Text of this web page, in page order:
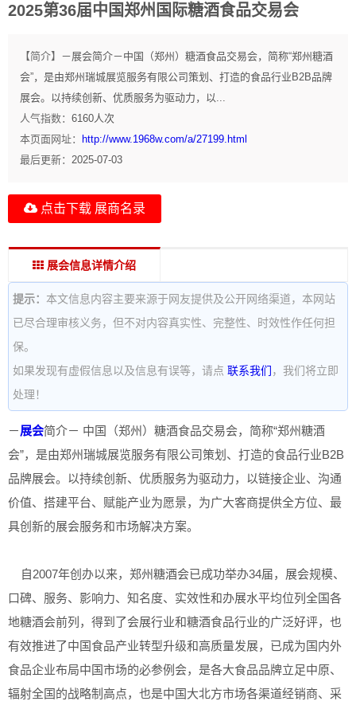
2025第36届中国郑州国际糖酒食品交易会
【简介】 －展会简介－中国（郑州）糖酒食品交易会，简称“郑州糖酒
会”，是由郑州瑞城展览服务有限公司策划、打造的食品行业B2B品牌
展会。以持续创新、优质服务为驱动力，以...
人气指数： 6160人次
本页面网址：
http://www.1968w.com/a/27199.html
最后更新： 2025-07-03
点击下载 展商名录
展会信息详情介绍
提示： 本文信息内容主要来源于网友提供及公开网络渠道，本网站
已尽合理审核义务，但不对内容真实性、完整性、时效性作任何担
保。
如果发现有虚假信息以及信息有误等，请点 联系我们 ，我们将立即
处理！
－展会简介－ 中国（郑州）糖酒食品交易会，简称“郑州糖酒
会”，是由郑州瑞城展览服务有限公司策划、打造的食品行业B2B
品牌展会。以持续创新、优质服务为驱动力，以链接企业、沟通
价值、搭建平台、赋能产业为愿景，为广大客商提供全方位、最
具创新的展会服务和市场解决方案。
自2007年创办以来，郑州糖酒会已成功举办34届，展会规模、
口碑、服务、影响力、知名度、实效性和办展水平均位列全国各
地糖酒会前列，得到了会展行业和糖酒食品行业的广泛好评，也
有效推进了中国食品产业转型升级和高质量发展，已成为国内外
食品企业布局中国市场的必参例会，是各大食品品牌立足中原、
辐射全国的战略制高点，也是中国大北方市场各渠道经销商、采